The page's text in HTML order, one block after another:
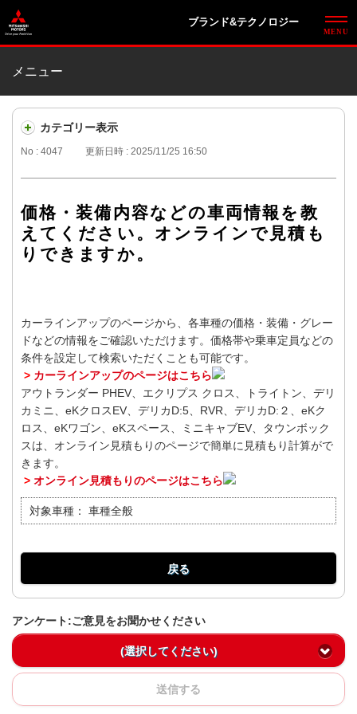
ブランド&テクノロジー
メニュー
カテゴリー表示
No : 4047 更新日時 : 2025/11/25 16:50
価格・装備内容などの車両情報を教
えてください。オンラインで見積も
りできますか。
カーラインアップのページから、各車種の価格・装備・グレー
ドなどの情報をご確認いただけます。価格帯や乗車定員などの
条件を設定して検索いただくことも可能です。
> カーラインアップのページはこちら
アウトランダー PHEV、エクリプス クロス、トライトン、デリ
カミニ、eKクロスEV、デリカD:5、RVR、デリカD:２、eKク
ロス、eKワゴン、eKスペース、ミニキャブEV、タウンボック
スは、オンライン見積もりのページで簡単に見積もり計算がで
きます。
> オンライン見積もりのページはこちら
対象車種： 車種全般
戻る
アンケート:ご意見をお聞かせください
(選択してください)
送信する